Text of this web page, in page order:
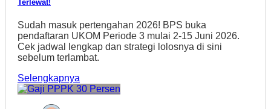
Terlewat!
Sudah masuk pertengahan 2026! BPS buka
pendaftaran UKOM Periode 3 mulai 2-15 Juni 2026.
Cek jadwal lengkap dan strategi lolosnya di sini
sebelum terlambat.
Selengkapnya